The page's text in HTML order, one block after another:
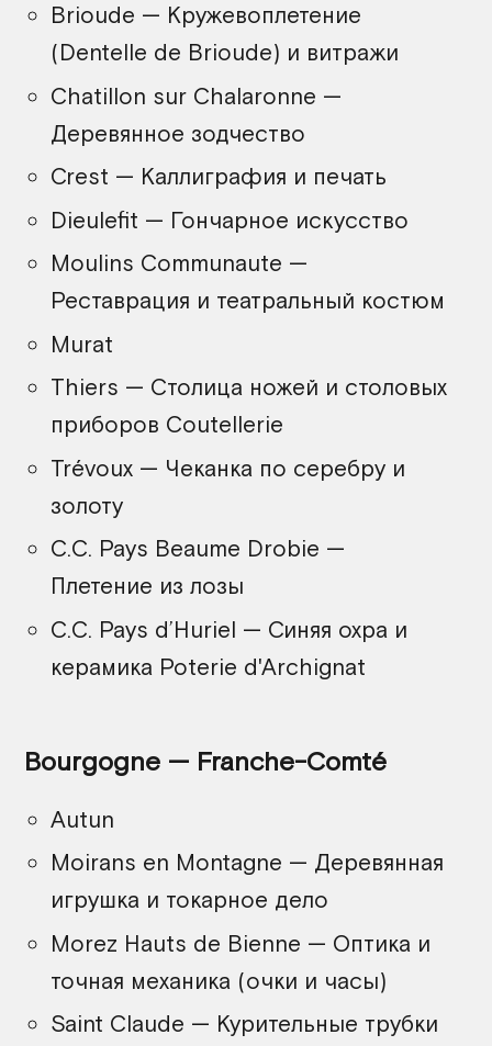
Brioude — Кружевоплетение
(Dentelle de Brioude) и витражи
Chatillon sur Chalaronne —
Деревянное зодчество
Crest — Каллиграфия и печать
Dieulefit — Гончарное искусство
Moulins Communaute —
Реставрация и театральный костюм
Murat
Thiers — Столица ножей и столовых
приборов Coutellerie
Trévoux — Чеканка по серебру и
золоту
C.C. Pays Beaume Drobie —
Плетение из лозы
C.C. Pays d’Huriel — Синяя охра и
керамика Poterie d'Archignat
Bourgogne — Franche-Comté
Autun
Moirans en Montagne — Деревянная
игрушка и токарное дело
Morez Hauts de Bienne — Оптика и
точная механика (очки и часы)
Saint Claude — Курительные трубки